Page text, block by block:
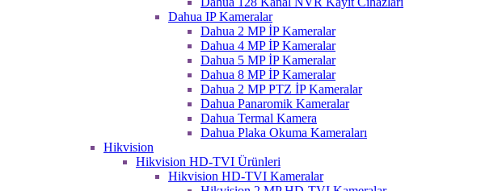
Dahua IP Kameralar
Dahua 2 MP İP Kameralar
Dahua 4 MP İP Kameralar
Dahua 5 MP İP Kameralar
Dahua 8 MP İP Kameralar
Dahua 2 MP PTZ İP Kameralar
Dahua Panaromik Kameralar
Dahua Termal Kamera
Dahua Plaka Okuma Kameraları
Hikvision
Hikvision HD-TVI Ürünleri
Hikvision HD-TVI Kameralar